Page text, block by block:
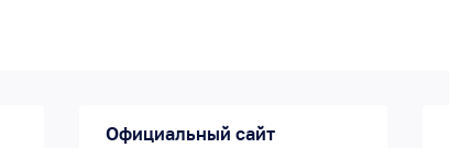
Официальный сайт